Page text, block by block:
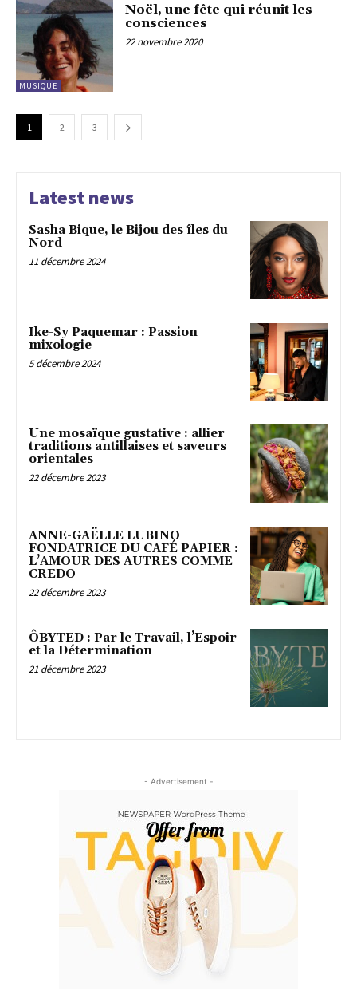
MUSIQUE
Noël, une fête qui réunit les
consciences
22 novembre 2020
1 2 3
Latest news
Sasha Bique, le Bijou des îles du
Nord
11 décembre 2024
Ike-Sy Paquemar : Passion
mixologie
5 décembre 2024
Une mosaïque gustative : allier
traditions antillaises et saveurs
orientales
22 décembre 2023
ANNE-GAËLLE LUBINO
FONDATRICE DU CAFÉ PAPIER :
L’AMOUR DES AUTRES COMME
CREDO
22 décembre 2023
ÔBYTED : Par le Travail, l’Espoir
et la Détermination
21 décembre 2023
- Advertisement -